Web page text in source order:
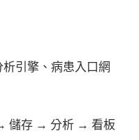
引擎、病患入口網
儲存 → 分析 → 看板